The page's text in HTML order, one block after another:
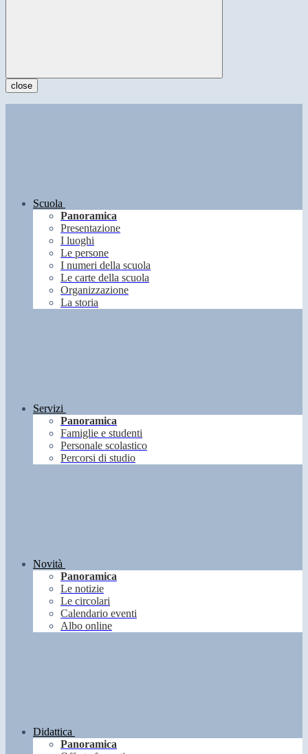
close
Scuola
Panoramica
Presentazione
I luoghi
Le persone
I numeri della scuola
Le carte della scuola
Organizzazione
La storia
Servizi
Panoramica
Famiglie e studenti
Personale scolastico
Percorsi di studio
Novità
Panoramica
Le notizie
Le circolari
Calendario eventi
Albo online
Didattica
Panoramica